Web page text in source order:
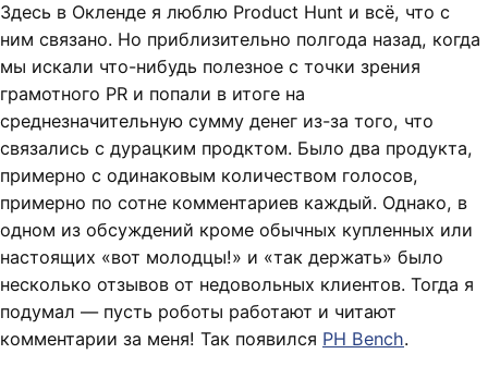
Здесь в Окленде я люблю Product Hunt и всё, что с
ним связано. Но приблизительно полгода назад, когда
мы искали что-нибудь полезное с точки зрения
грамотного PR и попали в итоге на
среднезначительную сумму денег из-за того, что
связались с дурацким продктом. Было два продукта,
примерно с одинаковым количеством голосов,
примерно по сотне комментариев каждый. Однако, в
одном из обсуждений кроме обычных купленных или
настоящих «вот молодцы!» и «так держать» было
несколько отзывов от недовольных клиентов. Тогда я
подумал — пусть роботы работают и читают
комментарии за меня! Так появился PH Bench.